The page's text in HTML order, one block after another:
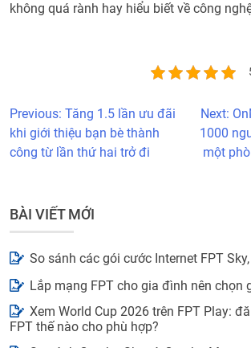
không quá rành hay hiểu biết về công
Previous: Tăng 1.5 lần ưu đãi
khi giới thiệu bạn bè thành
công từ lần thứ hai trở đi
Next:
1000
một
BÀI VIẾT MỚI
So sánh các gói cước Internet FPT
Lắp mạng FPT cho gia đình nên chọn
Xem World Cup 2026 trên FPT Play:
FPT thế nào cho phù hợp?